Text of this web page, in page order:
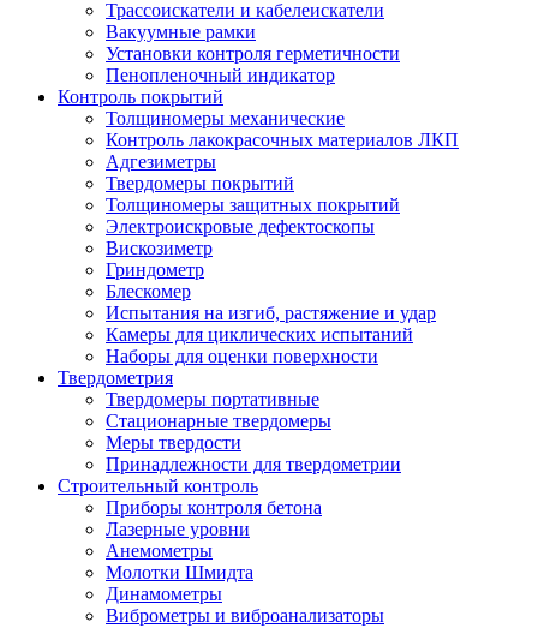
Трассоискатели и кабелеискатели
Вакуумные рамки
Установки контроля герметичности
Пенопленочный индикатор
Контроль покрытий
Толщиномеры механические
Контроль лакокрасочных материалов ЛКП
Адгезиметры
Твердомеры покрытий
Толщиномеры защитных покрытий
Электроискровые дефектоскопы
Вискозиметр
Гриндометр
Блескомер
Испытания на изгиб, растяжение и удар
Камеры для циклических испытаний
Наборы для оценки поверхности
Твердометрия
Твердомеры портативные
Стационарные твердомеры
Меры твердости
Принадлежности для твердометрии
Строительный контроль
Приборы контроля бетона
Лазерные уровни
Анемометры
Молотки Шмидта
Динамометры
Виброметры и виброанализаторы